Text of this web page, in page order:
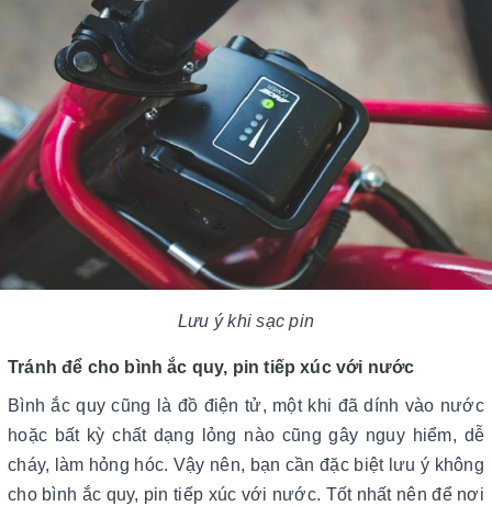
Lưu ý khi sạc pin
Tránh để cho bình ắc quy, pin tiếp xúc với nước
Bình ắc quy cũng là đồ điện tử, một khi đã dính vào nước
hoặc bất kỳ chất dạng lỏng nào cũng gây nguy hiểm, dễ
cháy, làm hỏng hóc. Vậy nên, bạn cần đặc biệt lưu ý không
cho bình ắc quy, pin tiếp xúc với nước. Tốt nhất nên để nơi